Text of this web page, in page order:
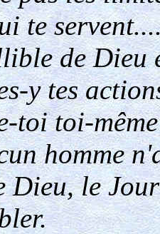
te
de Dieu
y tes
toi toi-
homme
Dieu, le